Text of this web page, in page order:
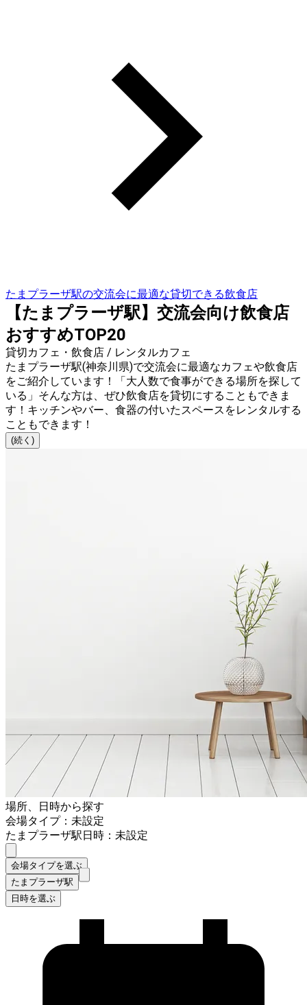
たまプラーザ駅の交流会に最適な貸切できる飲食店
【たまプラーザ駅】交流会向け飲食店
おすすめTOP20
貸切カフェ・飲食店 / レンタルカフェ
たまプラーザ駅(神奈川県)で交流会に最適なカフェや飲食店
をご紹介しています！「大人数で食事ができる場所を探して
いる」そんな方は、ぜひ飲食店を貸切にすることもできま
す！キッチンやバー、食器の付いたスペースをレンタルする
こともできます！
(続く)
場所、日時から探す
会場タイプ：未設定
たまプラーザ駅日時：未設定
会場タイプを選ぶ
たまプラーザ駅
日時を選ぶ